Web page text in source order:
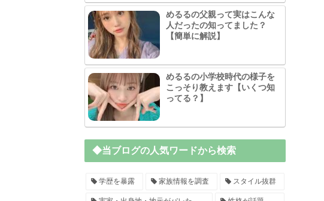
めるるの父親って実はこんな
人だったの知ってました？
【簡単に解説】
めるるの小学校時代の様子を
こっそり教えます【いくつ知
ってる？】
◆当ブログの人気ワードから検索
学歴を暴露 家族情報を調査 スタイル抜群